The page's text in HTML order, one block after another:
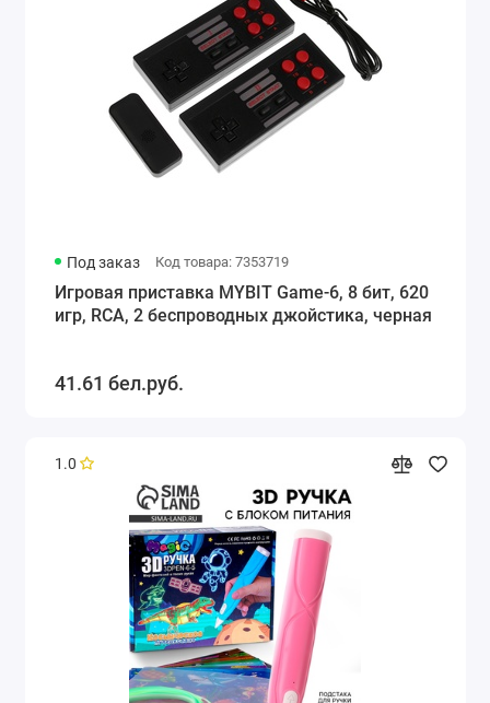
Под заказ Код товара: 7353719
Игровая приставка MYBIT Game-6, 8 бит, 620
игр, RCA, 2 беспроводных джойстика, черная
41.61 бел.руб.
1.0